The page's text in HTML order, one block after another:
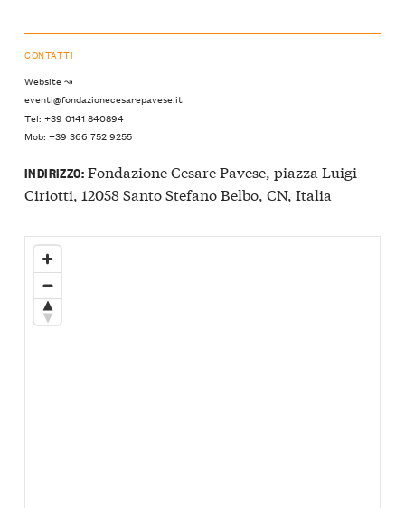
CONTATTI
Website ↝
eventi@fondazionecesarepavese.it
Tel: +39 0141 840894
Mob: +39 366 752 9255
INDIRIZZO:Fondazione Cesare Pavese, piazza Luigi
Ciriotti, 12058 Santo Stefano Belbo, CN, Italia